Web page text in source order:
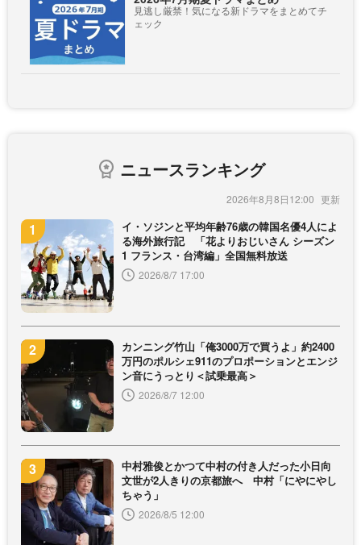
見逃し厳禁！気になる新ドラマをまとめてチ
ェック
ニュースランキング
2026年8月8日12:00
イ・ソジンと平均年齢76歳の韓国名優4人によ
る海外旅行記 「花よりおじいさん シーズン
1 フランス・台湾編」全国無料放送
2026/8/7 17:00
カンニング竹山「俺3000万で買うよ」約2400
万円のポルシェ911のプロポーションとエンジ
ン音にうっとり＜試乗最高＞
2026/8/7 12:00
中村雅俊とかつて中村の付き人だった小日向
文世が2人きりの京都旅へ 中村「にやにやし
ちゃう」
2026/8/5 12:00